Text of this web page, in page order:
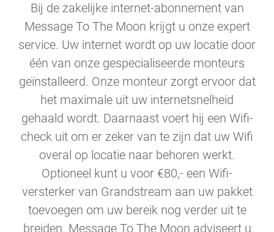
Bij de zakelijke internet-abonnement van
Message To The Moon krijgt u onze expert
service. Uw internet wordt op uw locatie door
één van onze gespecialiseerde monteurs
geïnstalleerd. Onze monteur zorgt ervoor dat
het maximale uit uw internetsnelheid
gehaald wordt. Daarnaast voert hij een Wifi-
check uit om er zeker van te zijn dat uw Wifi
overal op locatie naar behoren werkt.
Optioneel kunt u voor €80,- een Wifi-
versterker van Grandstream aan uw pakket
toevoegen om uw bereik nog verder uit te
breiden. Message To The Moon adviseert u